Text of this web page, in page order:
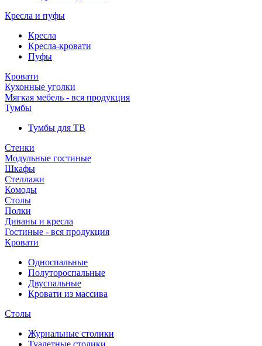
Кресла и пуфы
Кресла
Кресла-кровати
Пуфы
Кровати
Кухонные уголки
Мягкая мебель - вся продукция
Тумбы
Тумбы для ТВ
Стенки
Модульные гостиные
Шкафы
Стеллажи
Комоды
Столы
Полки
Диваны и кресла
Гостиные - вся продукция
Кровати
Односпальные
Полутороспальные
Двуспальные
Кровати из массива
Столы
Журнальные столики
Туалетные столики